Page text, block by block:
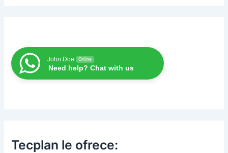
John Doe Online
Need help? Chat with us
Tecplan le ofrece: